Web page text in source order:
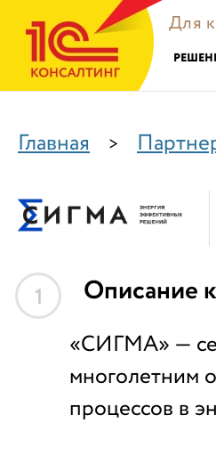
Для
Главная >
1 Описание
«СИГМА» —
многолетним
процессов в